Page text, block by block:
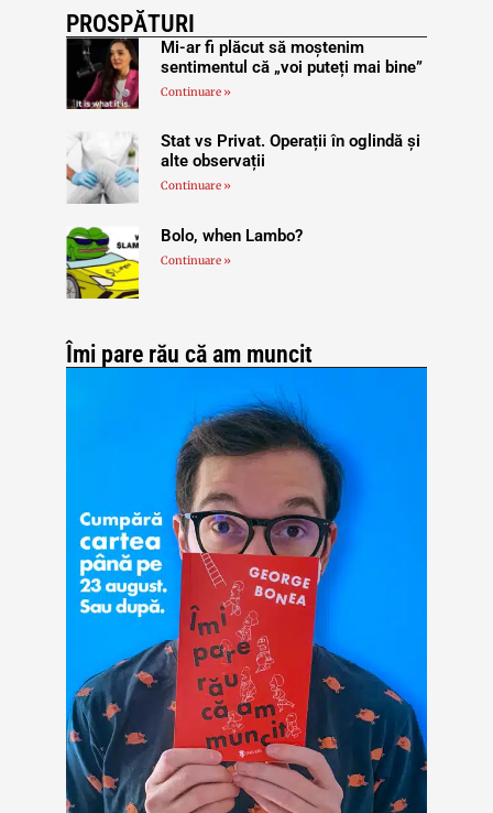
PROSPĂTURI
Mi-ar fi plăcut să moștenim
sentimentul că „voi puteți mai bine”
Continuare »
Stat vs Privat. Operații în oglindă și
alte observații
Continuare »
Bolo, when Lambo?
Continuare »
Îmi pare rău că am muncit